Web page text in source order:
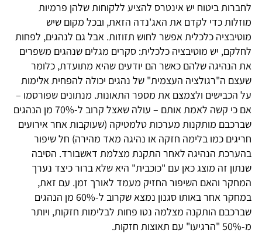
לחברות ביטוח יש אינטרס להציע ללקוחות שלהן פרמיות
מוזלות כדי לקדם את האג'נדה הזאת, ובכל מקום שיש
מוטיבציה כלכלית אפשר לחוש תזוזות. אבל גם לנהגים, לפחות
לחלקם, יש מוטיבציה כלכלית: סקרים מגלים שנהגים משפרים
את הנהיגה שלהם כאשר הם יודעים שהיא מתועדת, כלומר
שעצם ה"רגולציה העצמית" של נהגים יכולה להפחית אלימות
על הכבישים ולצמצם את מספר התאונות. מנתונים שפורסמו –
אם כי קשה לאמת אותם – עולה שאצל קרוב ל-70% מן הנהגים
שברכבם מותקנות מערכות טלמטיקה (שעוקבות אחר אירועים
חריגים כמו בלימה חזקה או נהיגה מאד מהירה) חל שיפור
בהערכת הנהיגה לאחר התקנת מצלמת דאשבורד. הסיבה
שנתון זה מוצג כאן עם "כוכבית" היא שלא ברור כיצד נערך
המחקר והאם השיפור החזיק מעמד לאורך זמן. עם זאת,
במחקר אחר באותו סגנון נמצא שקרוב ל-60% מן הנהגים
שברכבם הותקנה מצלמה נטו פחות לבלימות חזקות, ויותר
מ-50% "הרגיעו" עם תאוצות חזקות.